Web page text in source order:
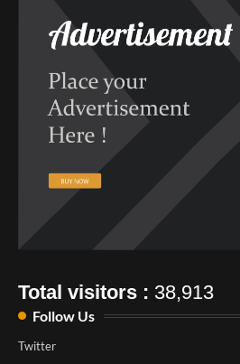
Total visitors : 38,913
Follow Us
Twitter